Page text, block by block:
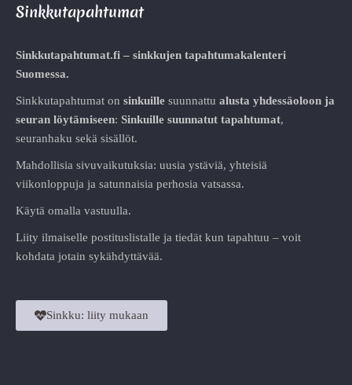
Sinkkutapahtumat
Sinkkutapahtumat.fi – sinkkujen tapahtumakalenteri
Suomessa.
Sinkkutapahtumat on sinkuille suunnattu alusta yhdessäoloon ja
seuran löytämiseen: Sinkuille suunnatut tapahtumat,
seuranhaku sekä sisällöt.
Mahdollisia sivuvaikutuksia: uusia ystäviä, yhteisiä
viikonloppuja ja satunnaisia perhosia vatsassa.
Käytä omalla vastuulla.
Liity ilmaiselle postituslistalle ja tiedät kun tapahtuu – voit
kohdata jotain sykähdyttävää.
Sinkku: liity mukaan